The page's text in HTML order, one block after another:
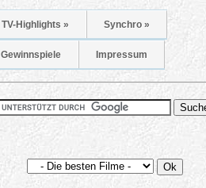
TV-Highlights » Synchro »
Gewinnspiele Impressum